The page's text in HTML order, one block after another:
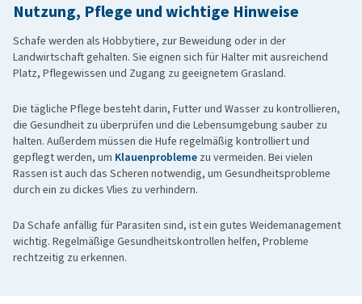
Nutzung, Pflege und wichtige Hinweise
Schafe werden als Hobbytiere, zur Beweidung oder in der
Landwirtschaft gehalten. Sie eignen sich für Halter mit ausreichend
Platz, Pflegewissen und Zugang zu geeignetem Grasland.
Die tägliche Pflege besteht darin, Futter und Wasser zu kontrollieren,
die Gesundheit zu überprüfen und die Lebensumgebung sauber zu
halten. Außerdem müssen die Hufe regelmäßig kontrolliert und
gepflegt werden, um Klauenprobleme zu vermeiden. Bei vielen
Rassen ist auch das Scheren notwendig, um Gesundheitsprobleme
durch ein zu dickes Vlies zu verhindern.
Da Schafe anfällig für Parasiten sind, ist ein gutes Weidemanagement
wichtig. Regelmäßige Gesundheitskontrollen helfen, Probleme
rechtzeitig zu erkennen.